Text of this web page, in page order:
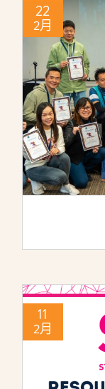
22
2月
11
2月